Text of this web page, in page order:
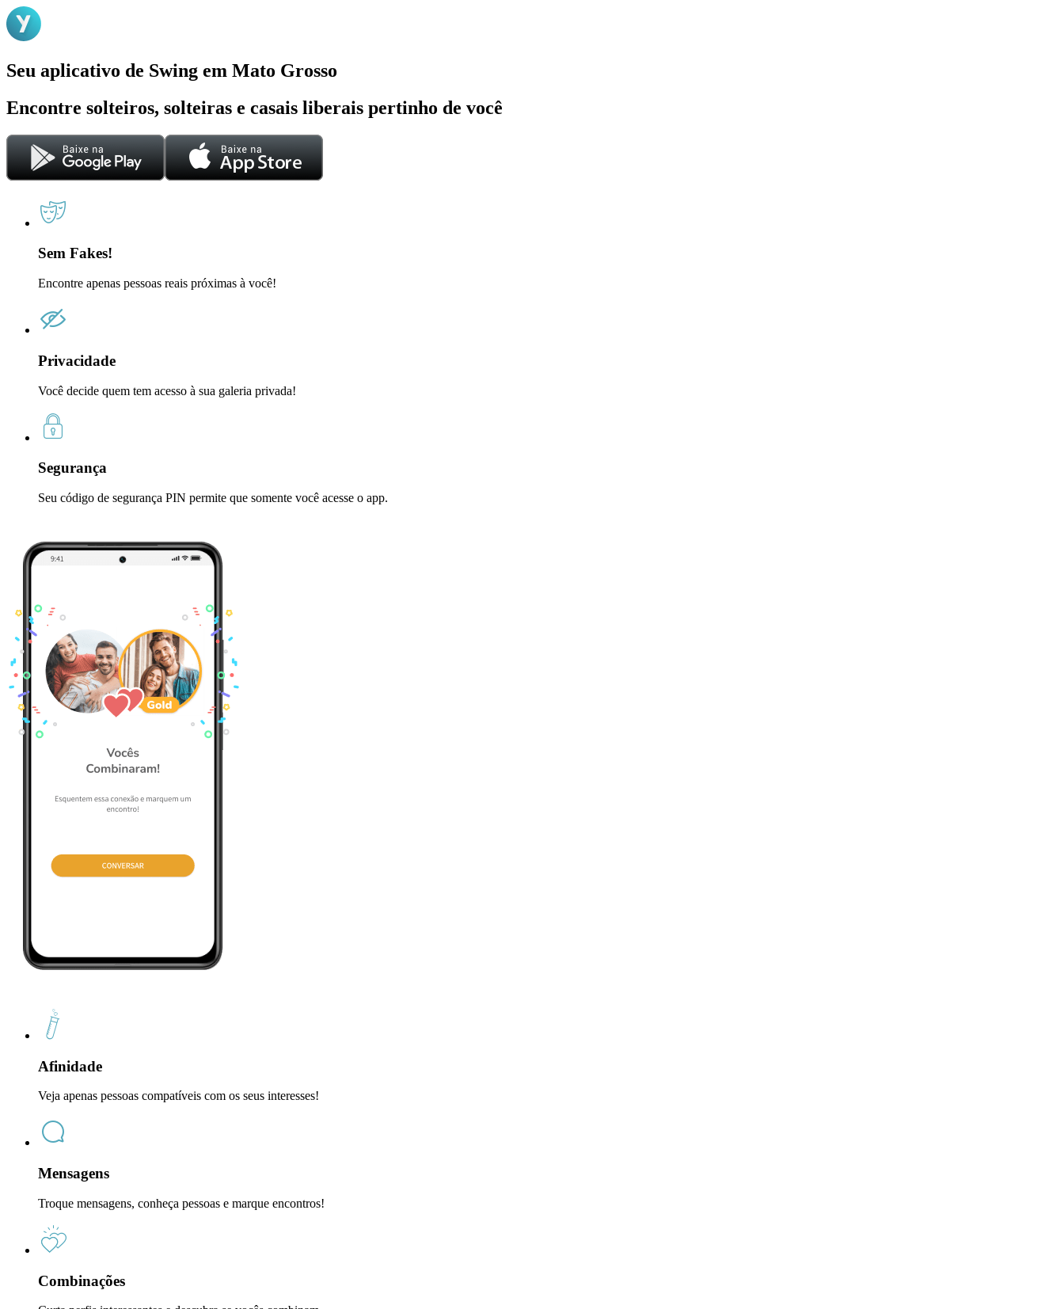
Seu aplicativo de Swing em Mato Grosso
Encontre solteiros, solteiras e casais liberais pertinho de você
Sem Fakes!
Encontre apenas pessoas reais próximas à você!
Privacidade
Você decide quem tem acesso à sua galeria privada!
Segurança
Seu código de segurança PIN permite que somente você acesse o app.
Afinidade
Veja apenas pessoas compatíveis com os seus interesses!
Mensagens
Troque mensagens, conheça pessoas e marque encontros!
Combinações